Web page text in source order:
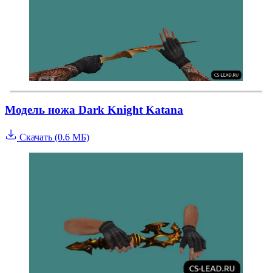
Модель ножа Dark Knight Katana
Скачать (0.6 МБ)